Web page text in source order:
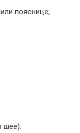
пояснице;
шее).